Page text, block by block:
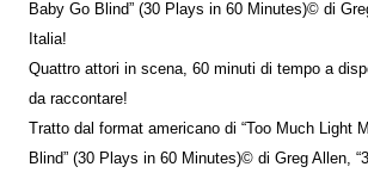
Baby Go Blind” (30 Plays in 60 Minutes)© di
Italia!
Quattro attori in scena, 60 minuti di tempo a
da raccontare!
Tratto dal format americano di “Too Much Light
Blind” (30 Plays in 60 Minutes)© di Greg Allen,